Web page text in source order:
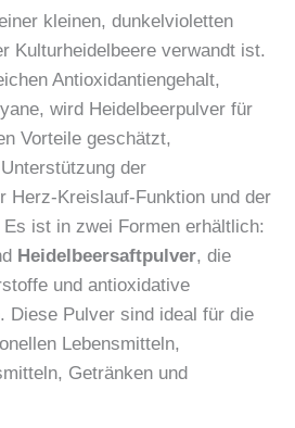
kleinen, dunkelvioletten
Kulturheidelbeere verwandt ist.
Antioxidantiengehalt,
wird Heidelbeerpulver für
Vorteile geschätzt,
der
Herz-Kreislauf-Funktion und der
ist in zwei Formen erhältlich:
Heidelbeersaftpulver, die
und antioxidative
Diese Pulver sind ideal für die
Lebensmitteln,
Getränken und